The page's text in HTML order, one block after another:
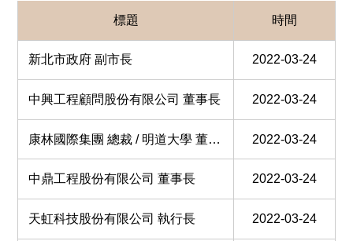
標題 時間
新北市政府 副市長 2022-03-24
中興工程顧問股份有限公司 董事長 2022-03-24
康林國際集團 總裁 / 明道大學 董事長 2022-03-24
中鼎工程股份有限公司 董事長 2022-03-24
天虹科技股份有限公司 執行長 2022-03-24